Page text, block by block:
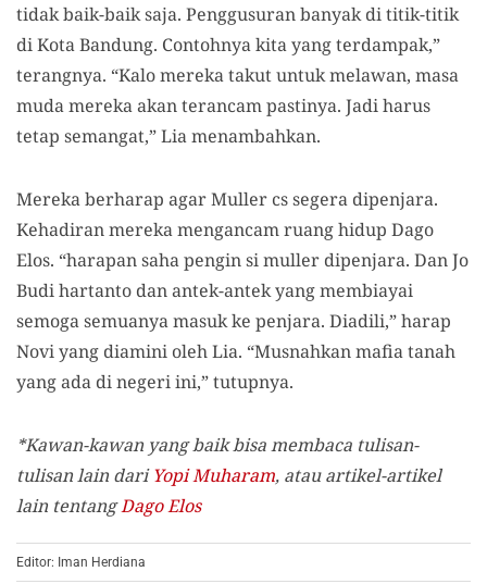
tidak baik-baik saja. Penggusuran banyak di titik-titik
di Kota Bandung. Contohnya kita yang terdampak,”
terangnya. “Kalo mereka takut untuk melawan, masa
muda mereka akan terancam pastinya. Jadi harus
tetap semangat,” Lia menambahkan.
Mereka berharap agar Muller cs segera dipenjara.
Kehadiran mereka mengancam ruang hidup Dago
Elos. “harapan saha pengin si muller dipenjara. Dan Jo
Budi hartanto dan antek-antek yang membiayai
semoga semuanya masuk ke penjara. Diadili,” harap
Novi yang diamini oleh Lia. “Musnahkan mafia tanah
yang ada di negeri ini,” tutupnya.
*Kawan-kawan yang baik bisa membaca tulisan-
tulisan lain dari Yopi Muharam, atau artikel-artikel
lain tentangDago Elos
Editor: Iman Herdiana